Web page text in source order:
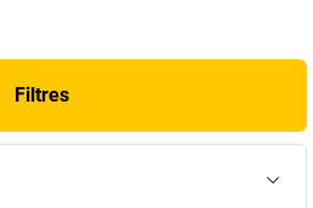
Filtres